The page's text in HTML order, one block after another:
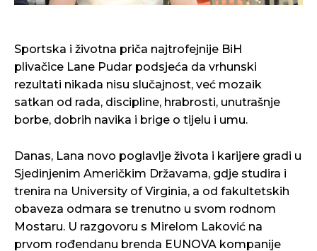
Sportska i životna priča najtrofejnije BiH
plivačice Lane Pudar podsjeća da vrhunski
rezultati nikada nisu slučajnost, već mozaik
satkan od rada, discipline, hrabrosti, unutrašnje
borbe, dobrih navika i brige o tijelu i umu.
Danas, Lana novo poglavlje života i karijere gradi u
Sjedinjenim Američkim Državama, gdje studira i
trenira na University of Virginia, a od fakultetskih
obaveza odmara se trenutno u svom rodnom
Mostaru. U razgovoru s Mirelom Laković na
prvom rođendanu brenda EUNOVA kompanije